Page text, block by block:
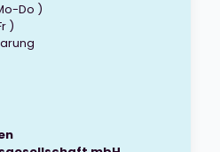
Do )
)